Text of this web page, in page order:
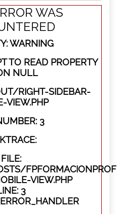
WAS
WARNING
TO READ PROPERTY
NULL
RIGHT-SIDEBAR-
VIEW.PHP
3
FILE:
VIEW.PHP
3